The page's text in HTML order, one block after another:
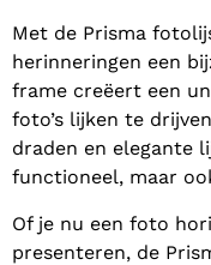
Met de Prisma
herinneringen een
frame creëert een
foto’s lijken te
draden en elegante
functioneel, maar
Of je nu een foto
presenteren, de